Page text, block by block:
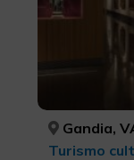
Gandia,
Turismo